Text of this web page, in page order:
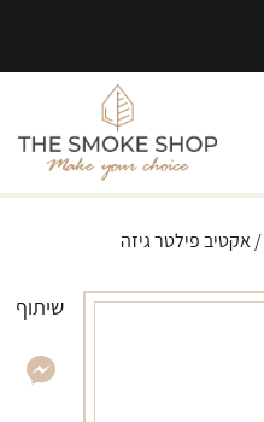
/ אקטיב פילטר גיזה
שיתוף